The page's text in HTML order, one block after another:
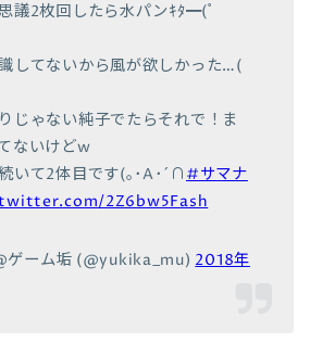
議2枚回したら水パンｷﾀ━(ﾟ
してないから風が欲しかった…(
じゃない純子でたらそれで！ま
ないけどw
いて2体目です(｡･A･´∩#サマナ
2Z6bw5Fash
ゲーム垢 (@yukika_mu)2018年